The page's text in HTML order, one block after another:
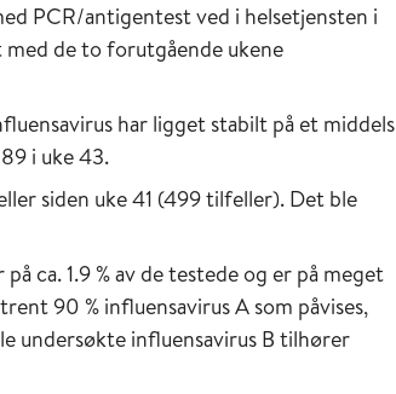
PCR/antigentest ved i helsetjensten i
med de to forutgående ukene
har ligget stabilt på et middels
i uke 43.
siden uke 41 (499 tilfeller). Det ble
ca. 1.9 % av de testede og er på meget
90 % influensavirus A som påvises,
undersøkte influensavirus B tilhører